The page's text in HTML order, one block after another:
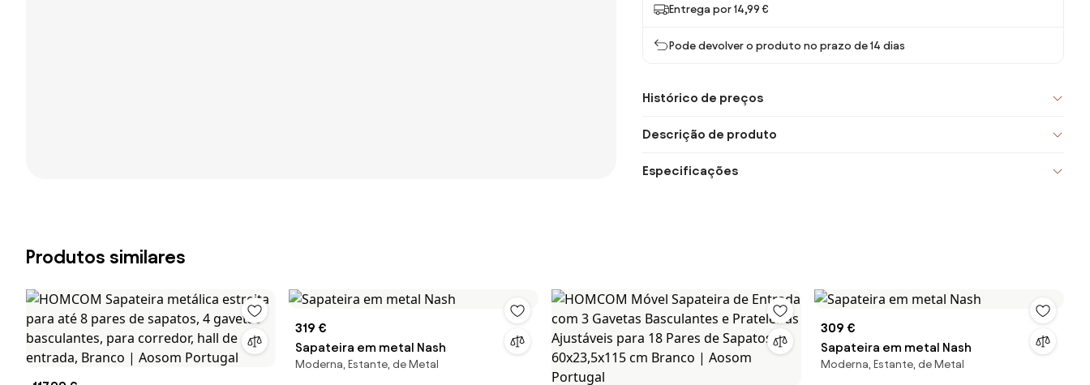
Entrega por 14,99 €
Pode devolver o produto no prazo de 14 dias
Histórico de preços
Descrição de produto
Especificações
Produtos similares
319 €
Sapateira em metal Nash
Moderna, Estante, de Metal
309 €
Sapateira em metal Nash
Moderna, Estante, de Metal